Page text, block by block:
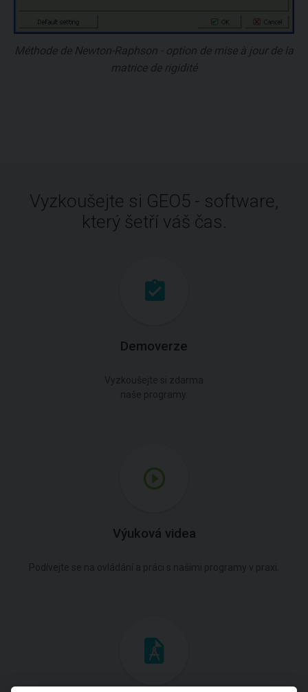
Méthode de Newton-Raphson - option de mise à jour de la
matrice de rigidité
Vyzkoušejte si GEO5 - software,
který šetří váš čas.
Demoverze
Výuková videa